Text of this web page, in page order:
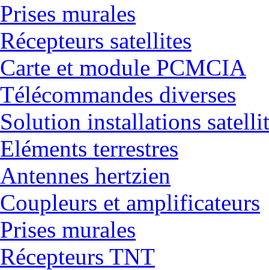
Prises murales
Récepteurs satellites
Carte et module PCMCIA
Télécommandes diverses
Solution installations
Eléments terrestres
Antennes hertzien
Coupleurs et amplificateurs
Prises murales
Récepteurs TNT